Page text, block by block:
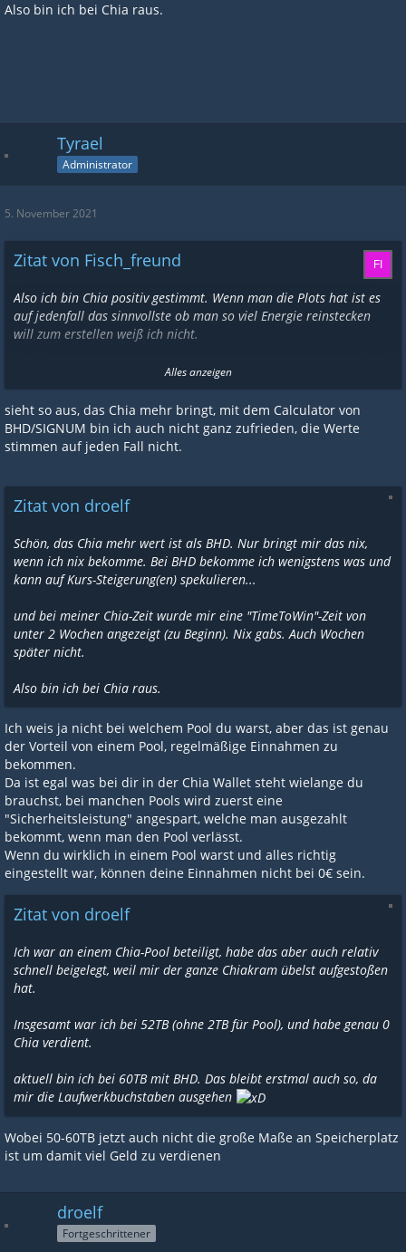
Also bin ich bei Chia raus.
Tyrael
Administrator
5. November 2021
Zitat von Fisch_freund
Also ich bin Chia positiv gestimmt. Wenn man die Plots hat ist es
auf jedenfall das sinnvollste ob man so viel Energie reinstecken
will zum erstellen weiß ich nicht.
Bhd/ Signa sind einfach nur 4,89$
Chia ist 14,20$
Das ist so gravierend das ich BHD/Signa nach einer Woche wieder
gefressen hatten bzw vermute ich das meine Effektive Kapazität
nie bei 100% angekommen ist.
Bhd plotten geht mit einer Gaming GPU so schnell wie die Platte
schreiben kann.
Für 2 parallel Chia Plots brauch ich 60 Minuten mit 10900X,
Alles anzeigen
sieht so aus, das Chia mehr bringt, mit dem Calculator von
BHD/SIGNUM bin ich auch nicht ganz zufrieden, die Werte
stimmen auf jeden Fall nicht.
Zitat von droelf
Schön, das Chia mehr wert ist als BHD. Nur bringt mir das nix,
wenn ich nix bekomme. Bei BHD bekomme ich wenigstens was und
kann auf Kurs-Steigerung(en) spekulieren...
und bei meiner Chia-Zeit wurde mir eine "TimeToWin"-Zeit von
unter 2 Wochen angezeigt (zu Beginn). Nix gabs. Auch Wochen
später nicht.
Also bin ich bei Chia raus.
Ich weis ja nicht bei welchem Pool du warst, aber das ist genau
der Vorteil von einem Pool, regelmäßige Einnahmen zu
bekommen.
Da ist egal was bei dir in der Chia Wallet steht wielange du
brauchst, bei manchen Pools wird zuerst eine
"Sicherheitsleistung" angespart, welche man ausgezahlt
bekommt, wenn man den Pool verlässt.
Wenn du wirklich in einem Pool warst und alles richtig
eingestellt war, können deine Einnahmen nicht bei 0€ sein.
Zitat von droelf
Ich war an einem Chia-Pool beteiligt, habe das aber auch relativ
schnell beigelegt, weil mir der ganze Chiakram übelst aufgestoßen
hat.
Insgesamt war ich bei 52TB (ohne 2TB für Pool), und habe genau 0
Chia verdient.
aktuell bin ich bei 60TB mit BHD. Das bleibt erstmal auch so, da
mir die Laufwerkbuchstaben ausgehen
Wobei 50-60TB jetzt auch nicht die große Maße an Speicherplatz
ist um damit viel Geld zu verdienen
droelf
Fortgeschrittener